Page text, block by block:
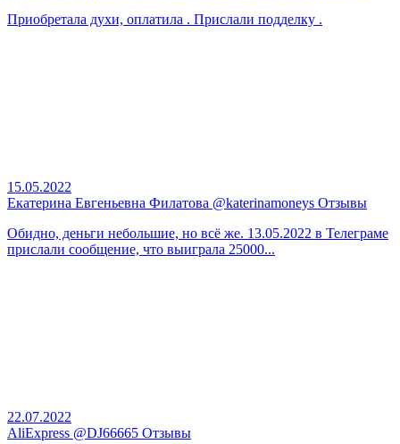
Приобретала духи, оплатила . Прислали подделку .
15.05.2022
Екатерина Евгеньевна Филатова @katerinamoneys Отзывы
Обидно, деньги небольшие, но всё же. 13.05.2022 в Телеграме
прислали сообщение, что выиграла 25000...
22.07.2022
AliExpress @DJ66665 Отзывы